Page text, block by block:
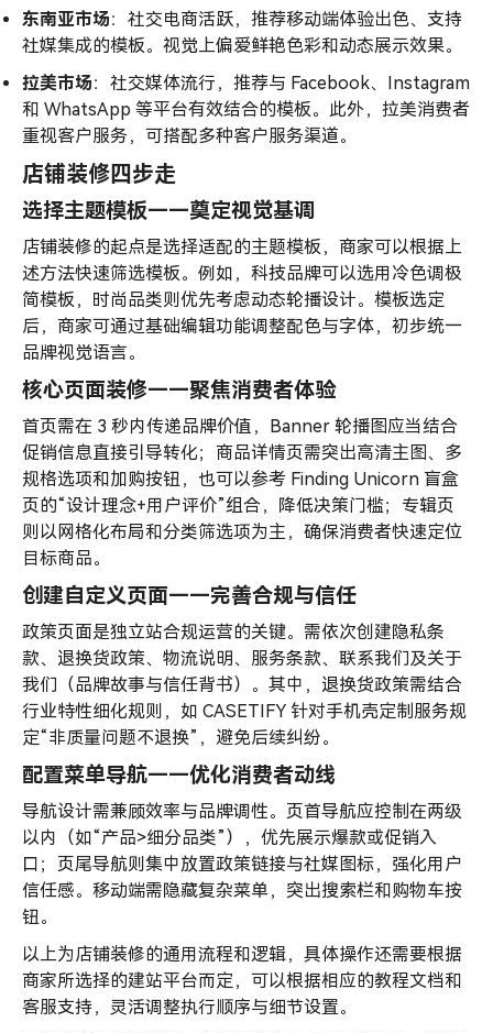
东南亚市场：社交电商活跃，推荐移动端体验出色、支持
社媒集成的模板。视觉上偏爱鲜艳色彩和动态展示效果。
拉美市场：社交媒体流行，推荐与 Facebook、Instagram
和 WhatsApp 等平台有效结合的模板。此外，拉美消费者
重视客户服务，可搭配多种客户服务渠道。
店铺装修四步走
选择主题模板——奠定视觉基调
店铺装修的起点是选择适配的主题模板，商家可以根据上
述方法快速筛选模板。例如，科技品牌可以选用冷色调极
简模板，时尚品类则优先考虑动态轮播设计。模板选定
后，商家可通过基础编辑功能调整配色与字体，初步统一
品牌视觉语言。
核心页面装修——聚焦消费者体验
首页需在 3 秒内传递品牌价值，Banner 轮播图应当结合
促销信息直接引导转化；商品详情页需突出高清主图、多
规格选项和加购按钮，也可以参考 Finding Unicorn 盲盒
页的“设计理念+用户评价”组合，降低决策门槛；专辑页
则以网格化布局和分类筛选项为主，确保消费者快速定位
目标商品。
创建自定义页面——完善合规与信任
政策页面是独立站合规运营的关键。需依次创建隐私条
款、退换货政策、物流说明、服务条款、联系我们及关于
我们（品牌故事与信任背书）。其中，退换货政策需结合
行业特性细化规则，如 CASETIFY 针对手机壳定制服务规
定“非质量问题不退换”，避免后续纠纷。
配置菜单导航——优化消费者动线
导航设计需兼顾效率与品牌调性。页首导航应控制在两级
以内（如“产品>细分品类”），优先展示爆款或促销入
口；页尾导航则集中放置政策链接与社媒图标，强化用户
信任感。移动端需隐藏复杂菜单，突出搜索栏和购物车按
钮。
以上为店铺装修的通用流程和逻辑，具体操作还需要根据
商家所选择的建站平台而定，可以根据相应的教程文档和
客服支持，灵活调整执行顺序与细节设置。